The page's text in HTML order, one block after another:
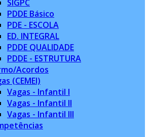
SIGPC
PDDE Básico
PDE - ESCOLA
ED. INTEGRAL
PDDE QUALIDADE
PDDE - ESTRUTURA
Acordos
(CEMEI)
Vagas - Infantil I
Vagas - Infantil II
Vagas - Infantil III